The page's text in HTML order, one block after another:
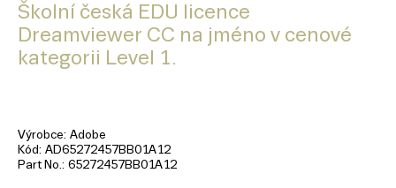
Školní česká EDU licence
Dreamviewer CC na jméno v cenové
kategorii Level 1.
Výrobce Adobe
Kód AD65272457BB01A12
Part No. 65272457BB01A12